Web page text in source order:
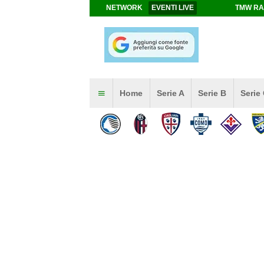
NETWORK EVENTI LIVE TMW
Home Serie A Serie B Serie